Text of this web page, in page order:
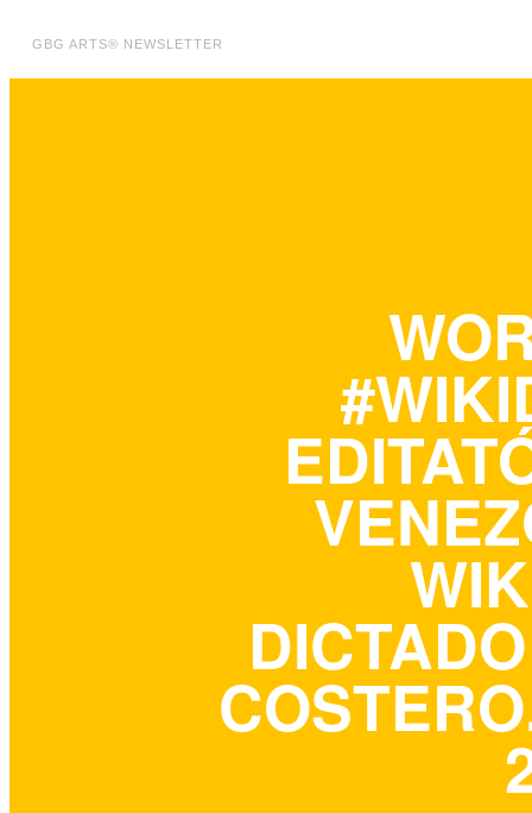
GBG ARTS® NEWSLETTER